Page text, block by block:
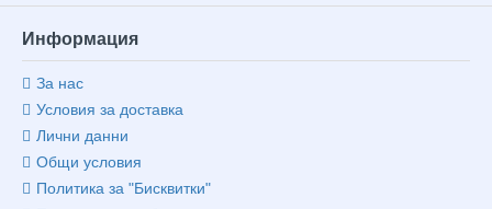
Информация
За нас
Условия за доставка
Лични данни
Общи условия
Политика за "Бисквитки"